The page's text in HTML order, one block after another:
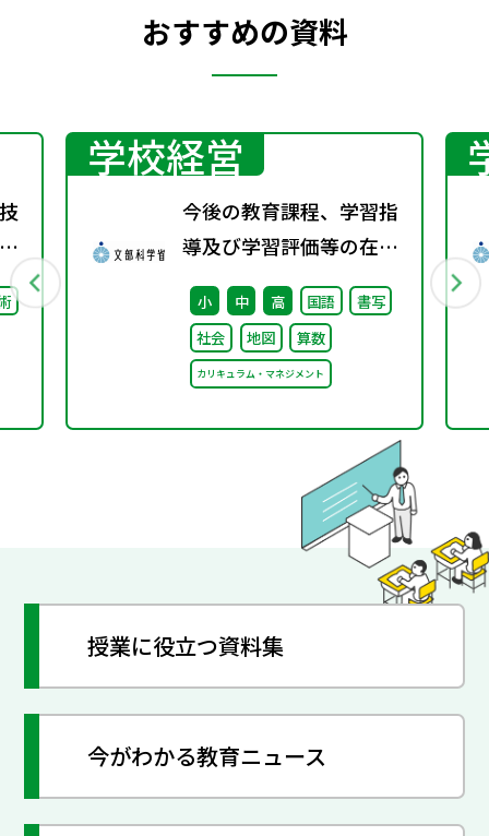
おすすめの資料
学校経営
今後の教育課程、学習指
導及び学習評価等の在り
方に関する有識者検討会
の論点整理を掲載しまし
た
小 中 高 国語
書写
社会
地図 算数
カリキュラム・マネジメント
授業に役立つ資料集
今がわかる教育ニュース